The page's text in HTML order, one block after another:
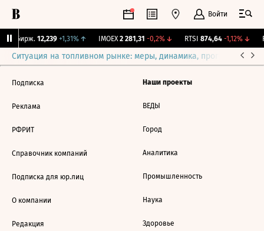
Войти
Бирж. 12,239 +1,31%↑ IMOEX 2 281,31 -0,2%↓ RTSI 874,64 -1,12%↓
Ситуация на топливном рынке: меры, динамика, прогнозы
Подписка
Реклама
РФРИТ
Справочник компаний
Подписка для юр.лиц
О компании
Редакция
Наши проекты
ВЕДЫ
Город
Аналитика
Промышленность
Наука
Здоровье